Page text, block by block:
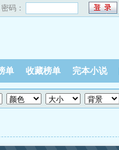
密码：
单 收藏榜单 完本小说